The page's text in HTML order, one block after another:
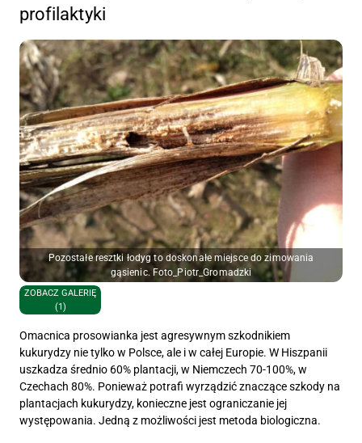
profilaktyki
Pozostałe resztki łodyg to doskonałe miejsce do zimowania
gąsienic. Foto_Piotr_Gromadzki
ZOBACZ GALERIĘ
(1)
Omacnica prosowianka jest agresywnym szkodnikiem
kukurydzy nie tylko w Polsce, ale i w całej Europie. W Hiszpanii
uszkadza średnio 60% plantacji, w Niemczech 70-100%, w
Czechach 80%. Ponieważ potrafi wyrządzić znaczące szkody na
plantacjach kukurydzy, konieczne jest ograniczanie jej
występowania. Jedną z możliwości jest metoda biologiczna.